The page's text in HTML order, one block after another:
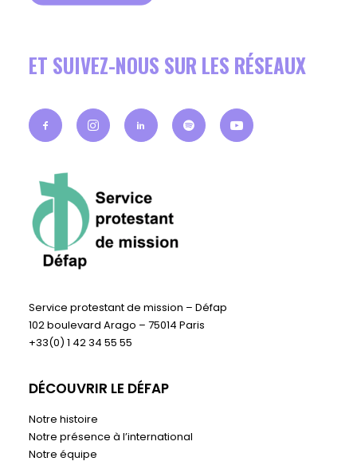
ET SUIVEZ-NOUS SUR LES RÉSEAUX
Service protestant de mission – Défap
102 boulevard Arago – 75014 Paris
+33(0) 1 42 34 55 55
DÉCOUVRIR LE DÉFAP
Notre histoire
Notre présence à l’international
Notre équipe